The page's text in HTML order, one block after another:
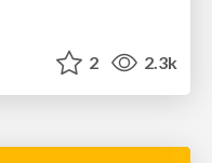
2 2.3k